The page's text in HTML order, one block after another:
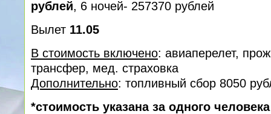
рублей, 6 ночей- 257370 рублей
Вылет 11.05
В стоимость включено: авиаперелет,
трансфер, мед. cтраховка
Дополнительно: топливный сбор 8050
*стоимость указана за одного